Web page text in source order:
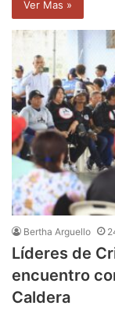
Ver Mas »
Bertha Arguello
Líderes de
encuentro
Caldera